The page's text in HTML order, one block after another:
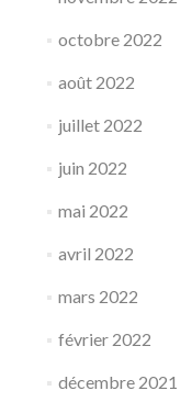
octobre 2022
août 2022
juillet 2022
juin 2022
mai 2022
avril 2022
mars 2022
février 2022
décembre 2021